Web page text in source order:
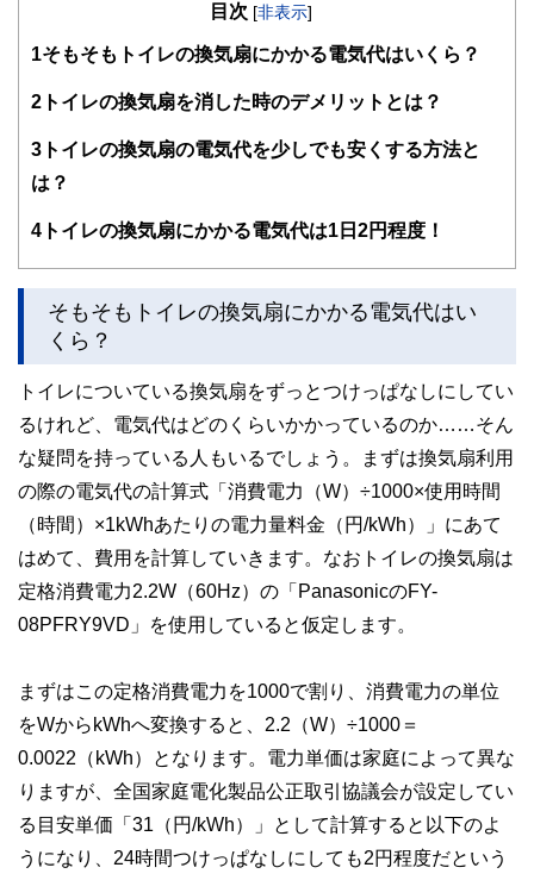
知識がない方でも理解できるようわかりやすく発信していま
得者を中心に「お金や暮らし」に関する書籍・雑誌の編集経
験者で構成され、企画立案から記事掲載まですべての工程に
関わることで、読者目線のコンテンツを追求しています。
ドバイザー、DCプランナー、公認会計士、社会保険労務
士、行政書士、投資アナリスト、キャリアコンサルタントな
をわかりやすく発信している点です。
執筆者・監修者による執筆体制を築くことで、内容のわかり
やすさはもちろんのこと、読み応えのあるコンテンツと確か
私たちは、快適でより良い生活のアイデアを提供するお金の
コンシェルジュを目指します。
目次 [非表示]
1 そもそもトイレの換気扇にかかる電気代はいくら？
2 トイレの換気扇を消した時のデメリットとは？
3 トイレの換気扇の電気代を少しでも安くする方法と
は？
4 トイレの換気扇にかかる電気代は1日2円程度！
そもそもトイレの換気扇にかかる電気代はい
くら？
トイレについている換気扇をずっとつけっぱなしにしてい
るけれど、電気代はどのくらいかかっているのか……そん
な疑問を持っている人もいるでしょう。まずは換気扇利用
の際の電気代の計算式「消費電力（W）÷1000×使用時間
（時間）×1kWhあたりの電力量料金（円/kWh）」にあて
はめて、費用を計算していきます。なおトイレの換気扇は
定格消費電力2.2W（60Hz）の「PanasonicのFY-
08PFRY9VD」を使用していると仮定します。
まずはこの定格消費電力を1000で割り、消費電力の単位
をWからkWhへ変換すると、2.2（W）÷1000＝
0.0022（kWh）となります。電力単価は家庭によって異な
りますが、全国家庭電化製品公正取引協議会が設定してい
る目安単価「31（円/kWh）」として計算すると以下のよ
うになり、24時間つけっぱなしにしても2円程度だという